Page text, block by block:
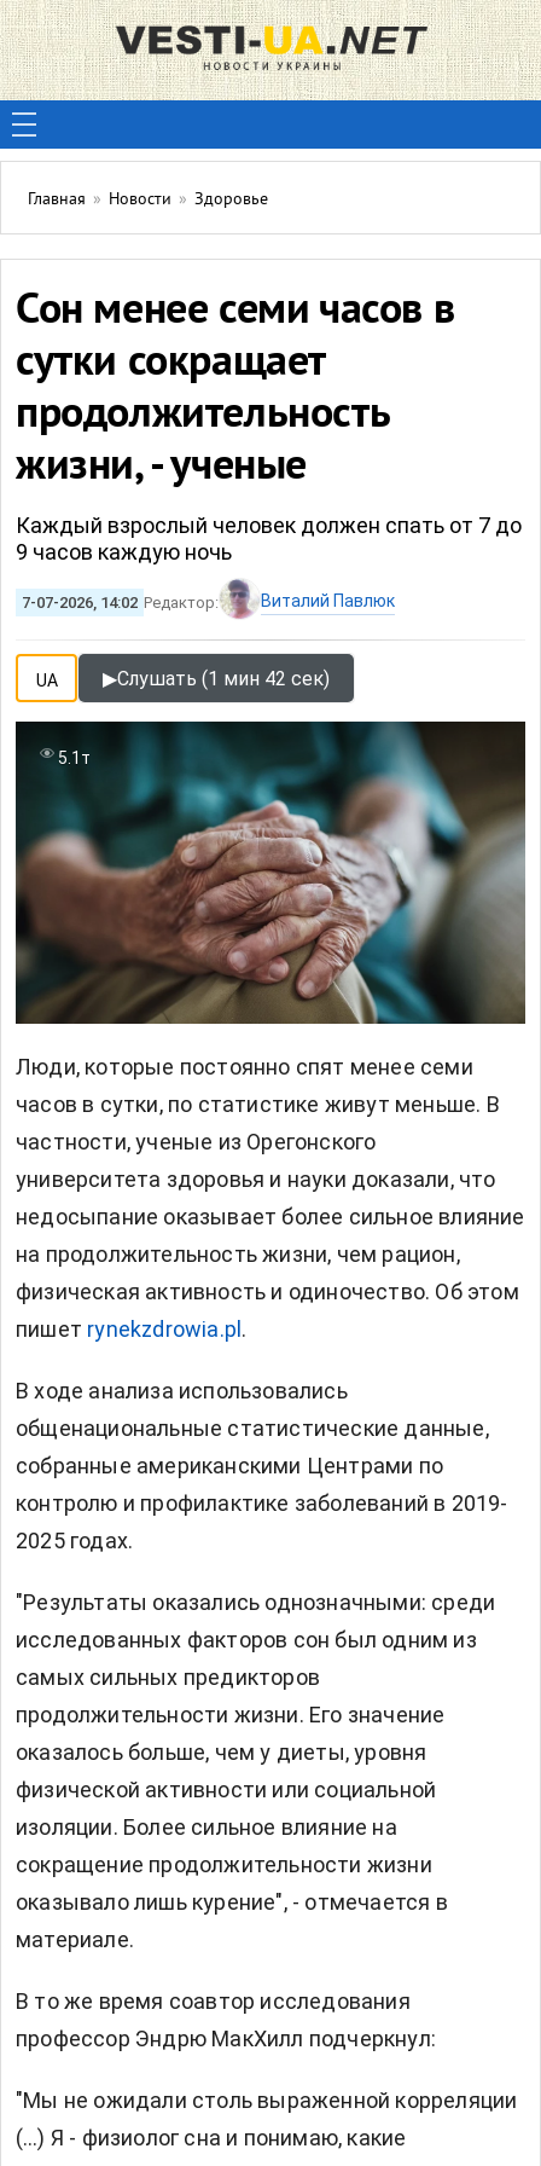
Главная » Новости » Здоровье
Сон менее семи часов в
сутки сокращает
продолжительность
жизни, - ученые
Каждый взрослый человек должен спать от 7 до
9 часов каждую ночь
7-07-2026, 14:02 Редактор: Виталий Павлюк
UA ▶Слушать (1 мин 42 сек)
5.1т
Люди, которые постоянно спят менее семи
часов в сутки, по статистике живут меньше. В
частности, ученые из Орегонского
университета здоровья и науки доказали, что
недосыпание оказывает более сильное влияние
на продолжительность жизни, чем рацион,
физическая активность и одиночество. Об этом
пишет rynekzdrowia.pl .
В ходе анализа использовались
общенациональные статистические данные,
собранные американскими Центрами по
контролю и профилактике заболеваний в 2019-
2025 годах.
"Результаты оказались однозначными: среди
исследованных факторов сон был одним из
самых сильных предикторов
продолжительности жизни. Его значение
оказалось больше, чем у диеты, уровня
физической активности или социальной
изоляции. Более сильное влияние на
сокращение продолжительности жизни
оказывало лишь курение", - отмечается в
материале.
В то же время соавтор исследования
профессор Эндрю МакХилл подчеркнул:
"Мы не ожидали столь выраженной корреляции
(…) Я - физиолог сна и понимаю, какие